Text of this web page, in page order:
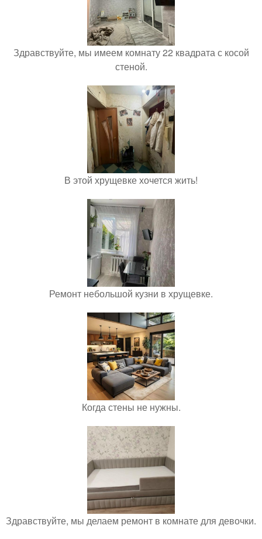
Здравствуйте, мы имеем комнату 22 квадрата с косой
стеной.
В этой хрущевке хочется жить!
Ремонт небольшой кузни в хрущевке.
Когда стены не нужны.
Здравствуйте, мы делаем ремонт в комнате для девочки.